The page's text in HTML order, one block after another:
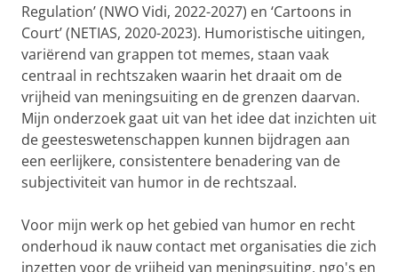
Regulation’ (NWO Vidi, 2022-2027) en ‘Cartoons in
Court’ (NETIAS, 2020-2023). Humoristische uitingen,
variërend van grappen tot memes, staan vaak
centraal in rechtszaken waarin het draait om de
vrijheid van meningsuiting en de grenzen daarvan.
Mijn onderzoek gaat uit van het idee dat inzichten uit
de geesteswetenschappen kunnen bijdragen aan
een eerlijkere, consistentere benadering van de
subjectiviteit van humor in de rechtszaal.
Voor mijn werk op het gebied van humor en recht
onderhoud ik nauw contact met organisaties die zich
inzetten voor de vrijheid van meningsuiting, ngo's en